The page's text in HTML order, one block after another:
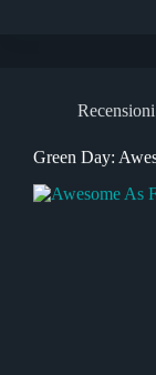
Green Day: